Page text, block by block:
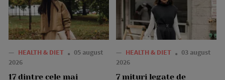
— HEALTH & DIET
05 august
2026
17 dintre cele mai
— HEALTH & DIET
03 august
2026
7 mituri legate de